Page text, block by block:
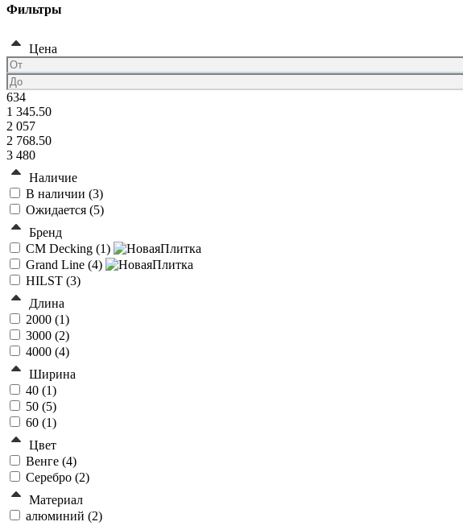
Фильтры
Цена
634
1 345.50
2 057
2 768.50
3 480
Наличие
В наличии (3)
Ожидается (5)
Бренд
CM Decking (1)
Grand Line (4)
HILST (3)
Длина
2000 (1)
3000 (2)
4000 (4)
Ширина
40 (1)
50 (5)
60 (1)
Цвет
Венге (4)
Серебро (2)
Материал
алюминий (2)